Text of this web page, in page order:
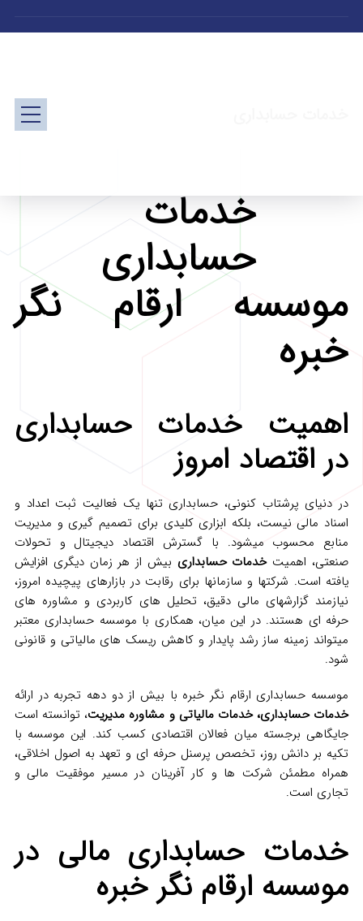
خدمات
حسابداری
موسسه ارقام نگر
خبره
اهمیت خدمات حسابداری
در اقتصاد امروز
در دنیای پرشتاب کنونی، حسابداری تنها یک فعالیت ثبت اعداد و
اسناد مالی نیست، بلکه ابزاری کلیدی برای تصمیم‌ گیری و مدیریت
منابع محسوب میشود. با گسترش اقتصاد دیجیتال و تحولات
صنعتی، اهمیتخدمات حسابداری بیش از هر زمان دیگری افزایش
یافته است. شرکتها و سازمانها برای رقابت در بازارهای پیچیده امروز،
نیازمند گزارشهای مالی دقیق، تحلیل‌ های کاربردی و مشاوره های
حرفه‌ ای هستند. در این میان، همکاری با موسسه حسابداری معتبر
میتواند زمینه‌ ساز رشد پایدار و کاهش ریسک‌ های مالیاتی و قانونی
شود.
موسسه حسابداری ارقام نگر خبره با بیش از دو دهه تجربه در ارائه
خدمات حسابداری، خدمات مالیاتی و مشاوره مدیریت، توانسته است
جایگاهی برجسته میان فعالان اقتصادی کسب کند. این موسسه با
تکیه بر دانش روز، تخصص پرسنل حرفه‌ ای و تعهد به اصول اخلاقی،
همراه مطمئن شرکت‌ ها و کار آفرینان در مسیر موفقیت مالی و
تجاری است.
خدمات حسابداری مالی در
موسسه ارقام نگر خبره